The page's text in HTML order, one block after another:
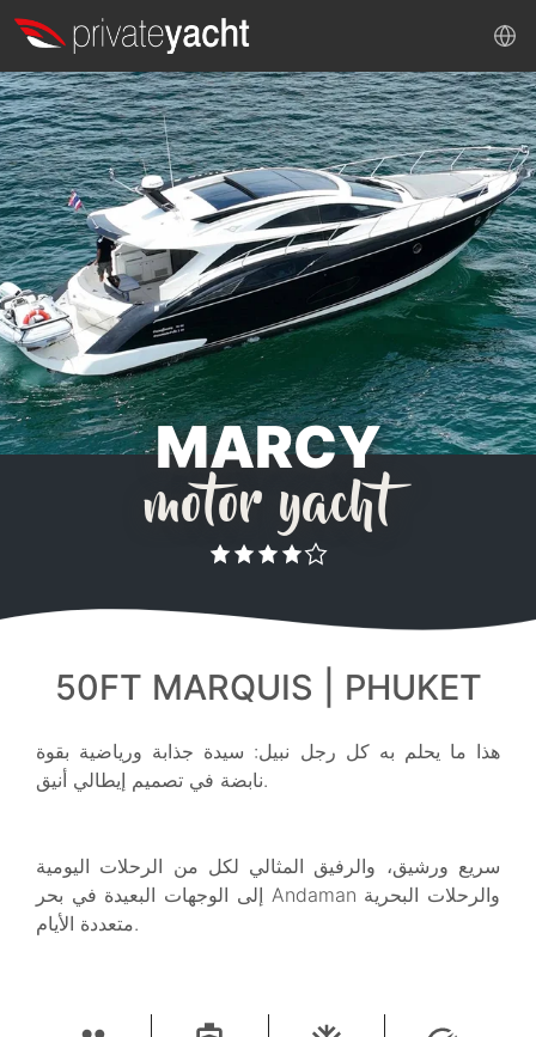
MARCY
motor yacht
50FT MARQUIS | PHUKET
هذا ما يحلم به كل رجل نبيل: سيدة جذابة ورياضية بقوة
نابضة في تصميم إيطالي أنيق.
سريع ورشيق، والرفيق المثالي لكل من الرحلات اليومية
إلى الوجهات البعيدة في بحر Andaman والرحلات البحرية
متعددة الأيام.